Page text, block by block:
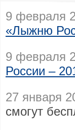
9 февраля
«Лыжню
9 февраля
России –
27 января
смогут